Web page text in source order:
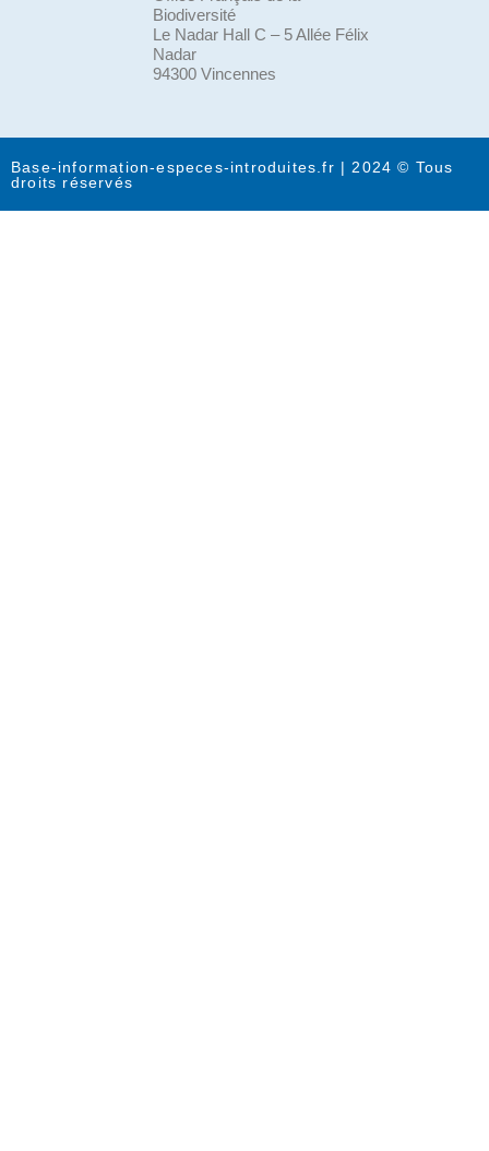
Biodiversité
Le Nadar Hall C – 5 Allée Félix
Nadar
94300 Vincennes
Base-information-especes-introduites.fr | 2024 © Tous
droits réservés